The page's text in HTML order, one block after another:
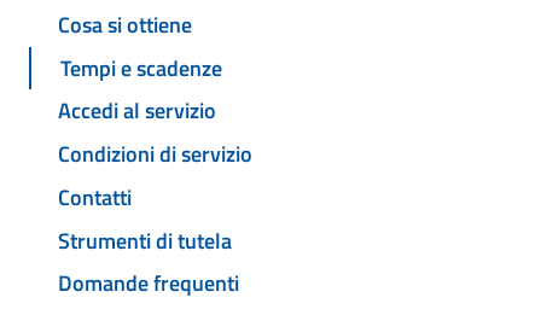
Cosa si ottiene
Tempi e scadenze
Accedi al servizio
Condizioni di servizio
Contatti
Strumenti di tutela
Domande frequenti